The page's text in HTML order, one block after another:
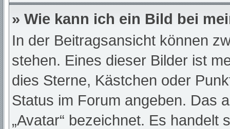
» Wie kann ich ein Bild bei
In der Beitragsansicht können
stehen. Eines dieser Bilder ist
dies Sterne, Kästchen oder
Status im Forum angeben. Das
„Avatar“ bezeichnet. Es handelt